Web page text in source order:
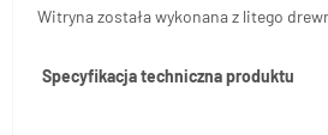
Witryna została wykonana z litego
Specyfikacja techniczna produktu